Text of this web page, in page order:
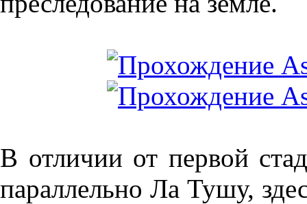
В отличии от первой
параллельно Ла Тушу,